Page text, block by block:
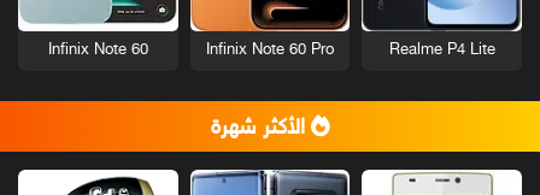
Realme P4 Lite
Infinix Note 60 Pro
Infinix Note 60
الأكثر شهرة